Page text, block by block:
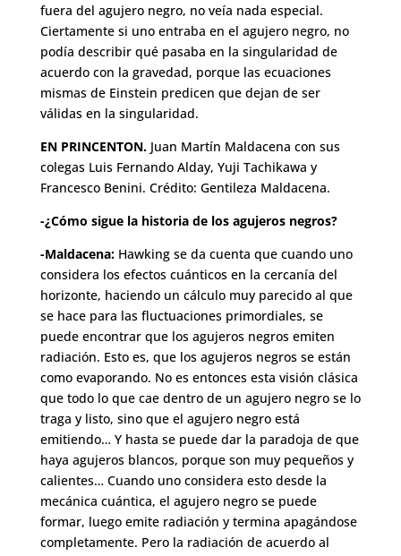
fuera del agujero negro, no veía nada especial.
Ciertamente si uno entraba en el agujero negro, no
podía describir qué pasaba en la singularidad de
acuerdo con la gravedad, porque las ecuaciones
mismas de Einstein predicen que dejan de ser
válidas en la singularidad.
EN PRINCENTON.Juan Martín Maldacena con sus
colegas Luis Fernando Alday, Yuji Tachikawa y
Francesco Benini. Crédito: Gentileza Maldacena.
-¿Cómo sigue la historia de los agujeros negros?
-Maldacena:Hawking se da cuenta que cuando uno
considera los efectos cuánticos en la cercanía del
horizonte, haciendo un cálculo muy parecido al que
se hace para las fluctuaciones primordiales, se
puede encontrar que los agujeros negros emiten
radiación. Esto es, que los agujeros negros se están
como evaporando. No es entonces esta visión clásica
que todo lo que cae dentro de un agujero negro se lo
traga y listo, sino que el agujero negro está
emitiendo… Y hasta se puede dar la paradoja de que
haya agujeros blancos, porque son muy pequeños y
calientes… Cuando uno considera esto desde la
mecánica cuántica, el agujero negro se puede
formar, luego emite radiación y termina apagándose
completamente. Pero la radiación de acuerdo al